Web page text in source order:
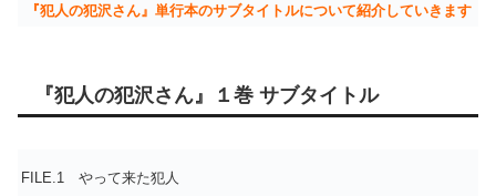
『犯人の犯沢さん』単行本のサブタイトルについて紹介していきます
『犯人の犯沢さん』１巻 サブタイトル
FILE.1 やって来た犯人